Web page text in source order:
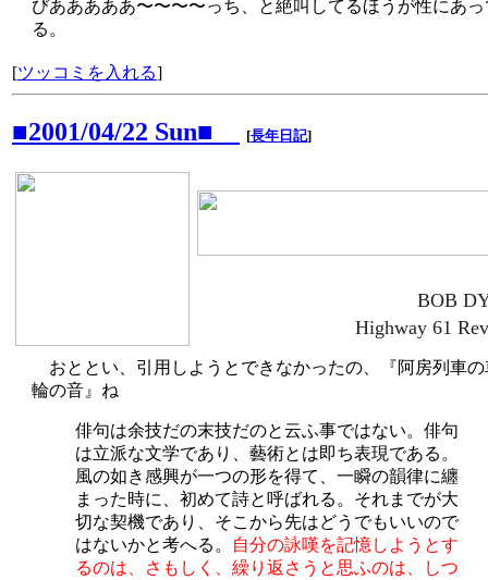
びあああああ〜〜〜〜っち、と絶叫してるほうが性にあっ
る。
[ツッコミを入れる]
■2001/04/22 Sun■ [長年日記]
BOB
Highway 61
おととい、引用しようとできなかったの、『阿房列車の
輪の音』ね
俳句は余技だの末技だのと云ふ事ではない。俳句
は立派な文学であり、藝術とは即ち表現である。
風の如き感興が一つの形を得て、一瞬の韻律に纏
まった時に、初めて詩と呼ばれる。それまでが大
切な契機であり、そこから先はどうでもいいので
はないかと考へる。
自分の詠嘆を記憶しようとす
るのは、さもしく、繰り返さうと思ふのは、しつ